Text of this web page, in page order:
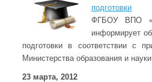
подготовки
ФГБОУ ВПО
информирует
подготовки в соответствии с
Министерства образования и
23 марта, 2012